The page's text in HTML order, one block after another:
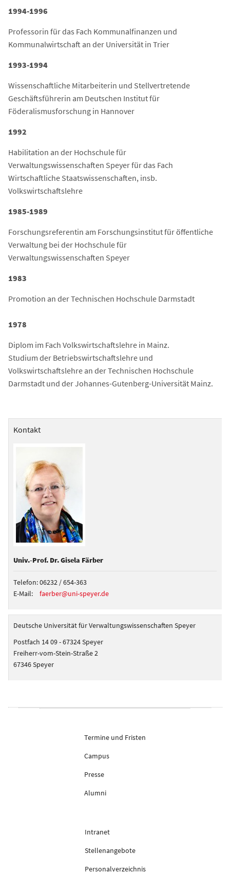
1994-1996
Professorin für das Fach Kommunalfinanzen und
Kommunalwirtschaft an der Universität in Trier
1993-1994
Wissenschaftliche Mitarbeiterin und Stellvertretende
Geschäftsführerin am Deutschen Institut für
Föderalismusforschung in Hannover
1992
Habilitation an der Hochschule für
Verwaltungswissenschaften Speyer für das Fach
Wirtschaftliche Staatswissenschaften, insb.
Volkswirtschaftslehre
1985-1989
Forschungsreferentin am Forschungsinstitut für öffentliche
Verwaltung bei der Hochschule für
Verwaltungswissenschaften Speyer
1983
Promotion an der Technischen Hochschule Darmstadt
1978
Diplom im Fach Volkswirtschaftslehre in Mainz.
Studium der Betriebswirtschaftslehre und
Volkswirtschaftslehre an der Technischen Hochschule
Darmstadt und der Johannes-Gutenberg-Universität Mainz.
Kontakt
Univ.-Prof. Dr. Gisela Färber
Telefon:06232 / 654-363
E-Mail:
faerber@uni-speyer.de
Deutsche Universität für Verwaltungswissenschaften Speyer
Postfach 14 09 - 67324 Speyer
Freiherr-vom-Stein-Straße 2
67346 Speyer
Termine und Fristen
Campus
Presse
Alumni
Intranet
Stellenangebote
Personalverzeichnis